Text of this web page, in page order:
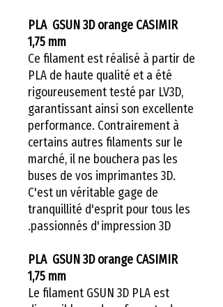
PLA GSUN 3D orange CASIMIR
1,75 mm
Ce filament est réalisé à partir de
PLA de haute qualité et a été
rigoureusement testé par LV3D,
garantissant ainsi son excellente
performance. Contrairement à
certains autres filaments sur le
marché, il ne bouchera pas les
buses de vos imprimantes 3D.
C'est un véritable gage de
tranquillité d'esprit pour tous les
passionnés d'impression 3D.
PLA GSUN 3D orange CASIMIR
1,75 mm
Le filament GSUN 3D PLA est